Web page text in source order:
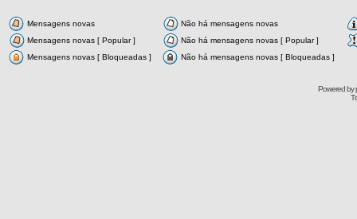
Mensagens novas
Não há mensagens novas
Mensagens novas [ Popular ]
Não há mensagens novas [ Popular ]
Mensagens novas [ Bloqueadas ]
Não há mensagens novas [ Bloqueadas ]
Powered by